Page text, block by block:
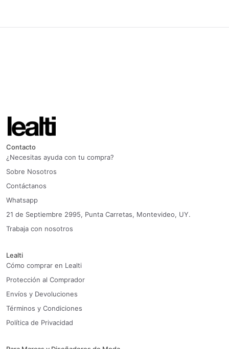
Contacto
¿Necesitas ayuda con tu compra?
Sobre Nosotros
Contáctanos
Whatsapp
21 de Septiembre 2995, Punta Carretas, Montevideo, UY.
Trabaja con nosotros
Lealti
Cómo comprar en Lealti
Protección al Comprador
Envíos y Devoluciones
Términos y Condiciones
Política de Privacidad